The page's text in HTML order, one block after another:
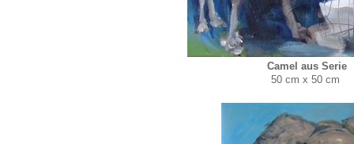
Camel aus Serie
50 cm x 50 cm